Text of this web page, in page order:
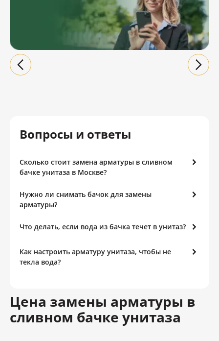
Цена замены арматуры в
сливном бачке унитаза
Вопросы и ответы
Сколько стоит замена арматуры в сливном
бачке унитаза в Москве?
Нужно ли снимать бачок для замены
арматуры?
Что делать, если вода из бачка течет в унитаз?
Как настроить арматуру унитаза, чтобы не
текла вода?